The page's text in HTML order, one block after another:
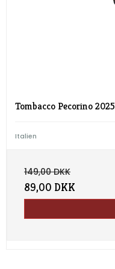
Tombacco Pecorino 2025
Italien
149,00 DKK
89,00 DKK